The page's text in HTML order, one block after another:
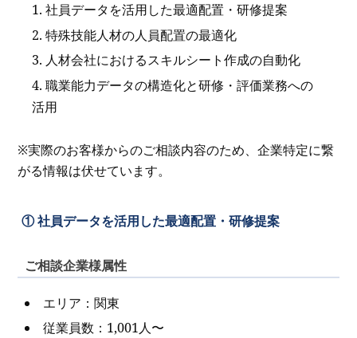
社員データを活用した最適配置・研修提案
特殊技能人材の人員配置の最適化
人材会社におけるスキルシート作成の自動化
職業能力データの構造化と研修・評価業務への
活用
※実際のお客様からのご相談内容のため、企業特定に繋
がる情報は伏せています。
① 社員データを活用した最適配置・研修提案
ご相談企業様属性
エリア：関東
従業員数：1,001人〜